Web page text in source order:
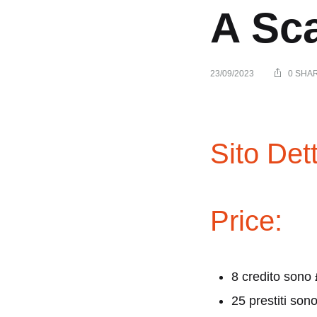
A
23/09/2023 0
da
Sito
Price:
8 credito sono
25 prestiti sono